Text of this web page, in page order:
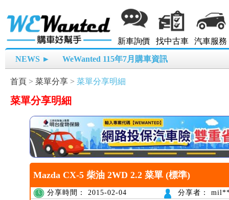
新車詢價 找中古車 汽車服務
NEWS ► WeWanted 115年7月購車資訊
首頁 > 菜單分享 > 菜單分享明細
菜單分享明細
Mazda CX-5 柴油 2WD 2.2 菜單 (標準)
分享時間： 2015-02-04
分享者：